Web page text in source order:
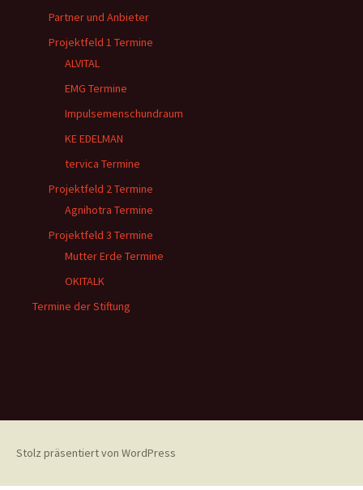
Partner und Anbieter
Projektfeld 1 Termine
ALVITAL
EMG Termine
Impulsemenschundraum
KE EDELMAN
tervica Termine
Projektfeld 2 Termine
Agnihotra Termine
Projektfeld 3 Termine
Mutter Erde Termine
OKITALK
Termine der Stiftung
Stolz präsentiert von WordPress